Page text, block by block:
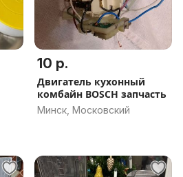
10 р.
Двигатель кухонный
комбайн BOSCH запчасть
Минск, Московский